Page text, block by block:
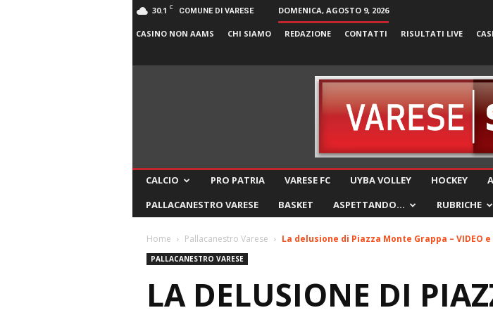
30.1 C COMUNE DI VARESE DOMENICA, AGOSTO 9, 2026
CASINO NON AAMS CHI SIAMO REDAZIONE CONTATTI RISULTATI LIVE
CALCIO PRO PATRIA VARESE FC UYBA VOLLEY HOCKEY
PALLACANESTRO VARESE
BASKET ASPETTANDO… RUBRICHE
Home Pallacanestro Varese La delusione di Piazza Monte Grappa – VIDEO e
PALLACANESTRO VARESE
LA DELUSIONE DI